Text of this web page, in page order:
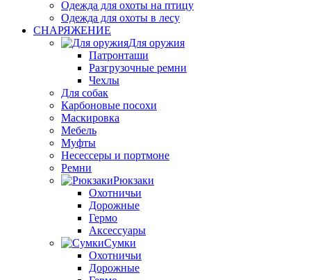
Одежда для охоты на птицу
Одежда для охоты в лесу
СНАРЯЖЕНИЕ
Для оружия
Патронташи
Разгрузочные ремни
Чехлы
Для собак
Карбоновые посохи
Маскировка
Мебель
Муфты
Несессеры и портмоне
Ремни
Рюкзаки
Охотничьи
Дорожные
Гермо
Аксессуары
Сумки
Охотничьи
Дорожные